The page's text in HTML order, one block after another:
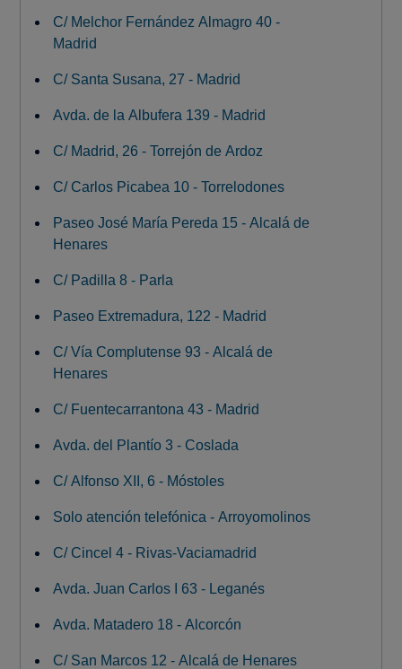
C/ Melchor Fernández Almagro 40 -
Madrid
C/ Santa Susana, 27 - Madrid
Avda. de la Albufera 139 - Madrid
C/ Madrid, 26 - Torrejón de Ardoz
C/ Carlos Picabea 10 - Torrelodones
Paseo José María Pereda 15 - Alcalá de
Henares
C/ Padilla 8 - Parla
Paseo Extremadura, 122 - Madrid
C/ Vía Complutense 93 - Alcalá de
Henares
C/ Fuentecarrantona 43 - Madrid
Avda. del Plantío 3 - Coslada
C/ Alfonso XII, 6 - Móstoles
Solo atención telefónica - Arroyomolinos
C/ Cincel 4 - Rivas-Vaciamadrid
Avda. Juan Carlos I 63 - Leganés
Avda. Matadero 18 - Alcorcón
C/ San Marcos 12 - Alcalá de Henares